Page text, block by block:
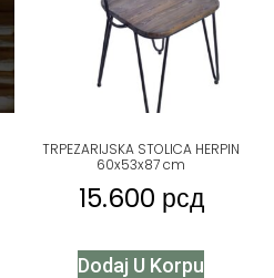
TRPEZARIJSKA STOLICA HERPIN
60x53x87 cm
15.600 рсд
Dodaj U Korpu